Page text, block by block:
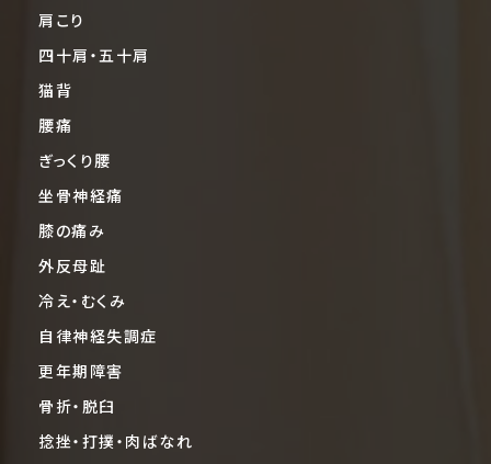
肩こり
四十肩・五十肩
猫背
腰痛
ぎっくり腰
坐骨神経痛
膝の痛み
外反母趾
冷え・むくみ
自律神経失調症
更年期障害
骨折・脱臼
捻挫・打撲・肉ばなれ